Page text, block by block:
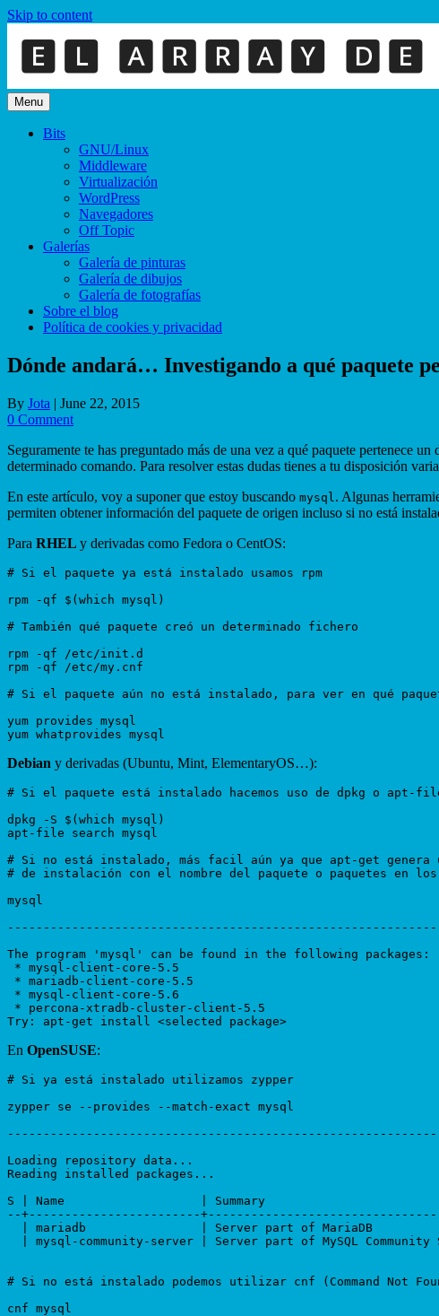
Skip to content
Menu
Bits
GNU/Linux
Middleware
Virtualización
WordPress
Navegadores
Off Topic
Galerías
Galería de pinturas
Galería de dibujos
Galería de fotografías
Sobre el blog
Política de cookies y privacidad
Dónde andará… Investigando a qué paquete
By Jota | June 22, 2015
0 Comment
Seguramente te has preguntado más de una vez a qué paquete pertenece
determinado comando. Para resolver estas dudas tienes a tu disposición
En este artículo, voy a suponer que estoy buscando mysql . Algunas
permiten obtener información del paquete de origen incluso si no está
Para RHEL y derivadas como Fedora o CentOS:
# Si el paquete ya está instalado usamos rpm
rpm -qf $(which mysql)
# También qué paquete creó un determinado fichero
rpm -qf /etc/init.d
rpm -qf /etc/my.cnf
# Si el paquete aún no está instalado, para ver en qué
yum provides mysql
Debian y derivadas (Ubuntu, Mint, ElementaryOS…):
# Si el paquete está instalado hacemos uso de dpkg o apt-
dpkg -S $(which mysql)
apt-file search mysql
# Si no está instalado, más facil aún ya que apt-get genera
# de instalación con el nombre del paquete o paquetes en los
mysql
The program 'mysql' can be found in the following packages:
* mysql-client-core-5.5
* mariadb-client-core-5.5
* mysql-client-core-5.6
* percona-xtradb-cluster-client-5.5
En OpenSUSE:
# Si ya está instalado utilizamos zypper
zypper se --provides --match-exact mysql
Loading repository data...
Reading installed packages...
S | Name                   | Summary
--+------------------------
| mariadb                | Server part of MariaDB
| mysql-community-server | Server part of MySQL Community
# Si no está instalado podemos utilizar cnf (Command Not
cnf mysql